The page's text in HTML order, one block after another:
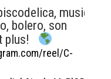
musique
bolero, son
plus!
reel/C-